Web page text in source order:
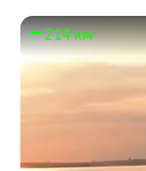
214 км